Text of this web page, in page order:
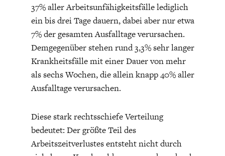
GERMANOMICS
HÖRSAAL
37% aller Arbeitsunfähigkeitsfälle lediglich
ein bis drei Tage dauern, dabei aber nur etwa
7% der gesamten Ausfalltage verursachen.
Demgegenüber stehen rund 3,3% sehr langer
Krankheitsfälle mit einer Dauer von mehr
als sechs Wochen, die allein knapp 40% aller
Ausfalltage verursachen.
Diese stark rechtsschiefe Verteilung
bedeutet: Der größte Teil des
Arbeitszeitverlustes entsteht nicht durch